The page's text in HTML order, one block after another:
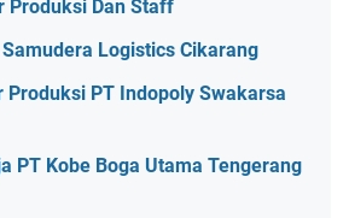
Produksi Dan Staff
Samudera Logistics Cikarang
Produksi PT Indopoly Swakarsa
PT Kobe Boga Utama Tengerang